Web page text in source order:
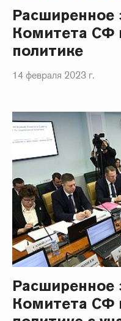
Расширенное
Комитета СФ
политике
14 февраля 2023 г.
Расширенное
Комитета СФ